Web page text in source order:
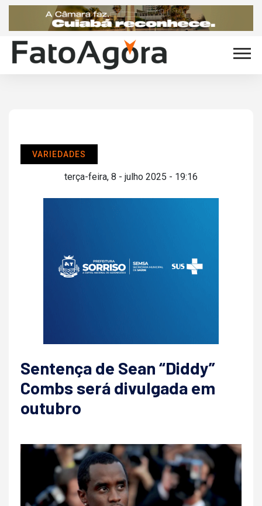
VARIEDADES
terça-feira, 8 - julho 2025 - 19:16
Sentença de Sean “Diddy”
Combs será divulgada em
outubro